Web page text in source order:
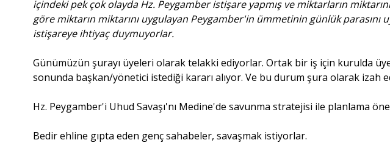
içindeki pek çok olayda Hz. Peygamber istişare yapmış ve miktarların
göre miktarın miktarını uygulayan Peygamber'in ümmetinin günlük parasını
istişareye ihtiyaç duymuyorlar.
Günümüzün şurayı üyeleri olarak telakki ediyorlar. Ortak bir iş için kurulda
sonunda başkan/yönetici istediği kararı alıyor. Ve bu durum şura olarak izah
Hz. Peygamber'i Uhud Savaşı'nı Medine'de savunma stratejisi ile planlama
Bedir ehline gıpta eden genç sahabeler, savaşmak istiyorlar.